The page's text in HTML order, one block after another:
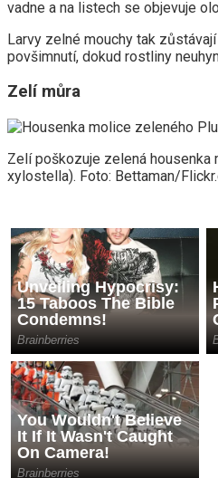
vadne a na listech se objevuje
Larvy zelné mouchy tak
povšimnutí, dokud rostliny
Zelí můra
Zelí poškozuje zelená
xylostella). Foto: Bettaman/